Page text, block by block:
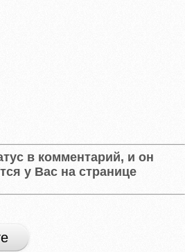
в комментарий, и он
у Вас на странице